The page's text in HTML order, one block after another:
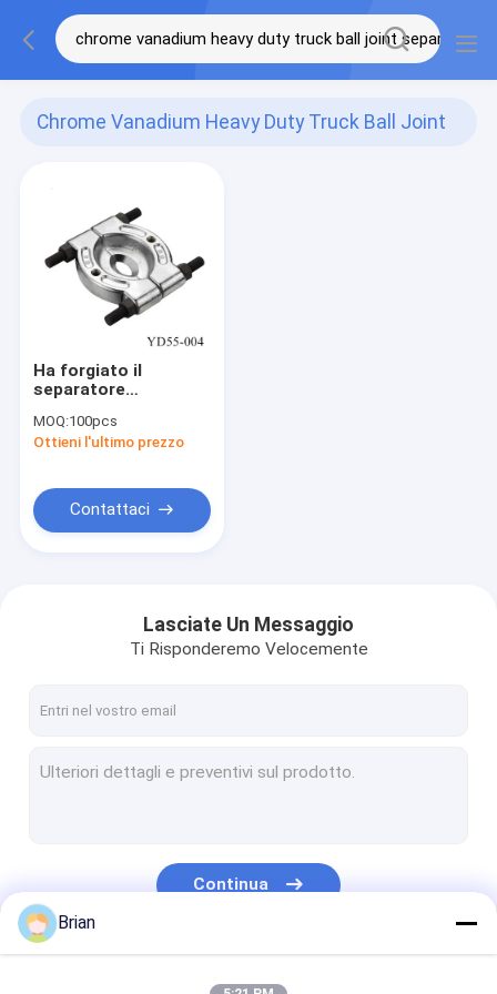
Chrome Vanadium Heavy Duty Truck Ball Joint
Ha forgiato il
separatore
testina sferica del
camion di 105mm - di
MOQ:100pcs
Ottieni l'ultimo prezzo
Contattaci
Lasciate Un Messaggio
Ti Risponderemo Velocemente
Continua
Brian